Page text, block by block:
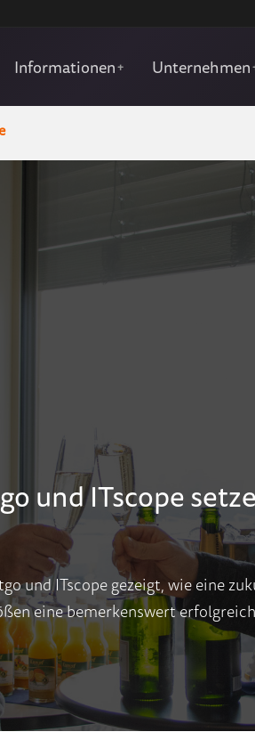
Informationen+ Unternehmen
und ITscope
und ITscope gezeigt, wie eine
eine bemerkenswert